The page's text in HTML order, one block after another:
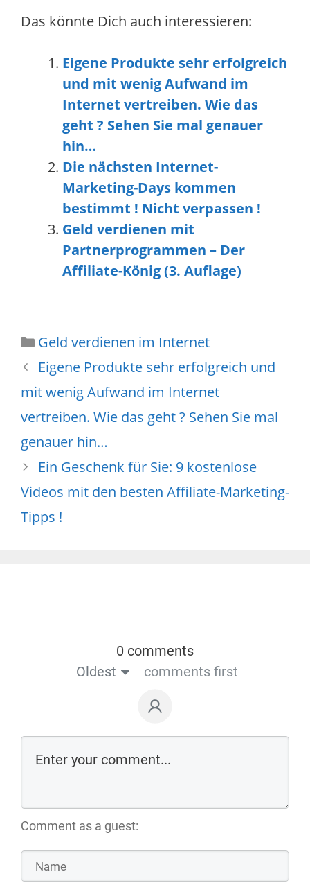
Das könnte Dich auch interessieren:
Eigene Produkte sehr erfolgreich
und mit wenig Aufwand im
Internet vertreiben. Wie das
geht ? Sehen Sie mal genauer
hin…
Die nächsten Internet-
Marketing-Days kommen
bestimmt ! Nicht verpassen !
Geld verdienen mit
Partnerprogrammen – Der
Affiliate-König (3. Auflage)
Geld verdienen im Internet
Eigene Produkte sehr erfolgreich und
mit wenig Aufwand im Internet
vertreiben. Wie das geht ? Sehen Sie mal
genauer hin…
Ein Geschenk für Sie: 9 kostenlose
Videos mit den besten Affiliate-Marketing-
Tipps !
0 comments
Oldest
comments first
Comment as a guest: